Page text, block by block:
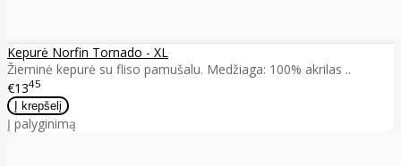
Kepurė Norfin Tornado - XL
Žieminė kepurė su fliso pamušalu. Medžiaga: 100% akrilas ..
€1345
Į palyginimą